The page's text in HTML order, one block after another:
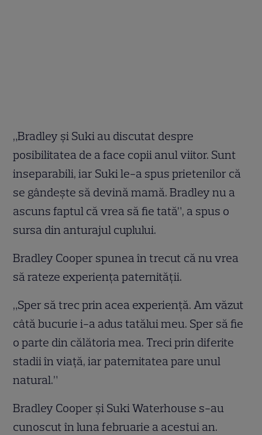
„Bradley şi Suki au discutat despre
posibilitatea de a face copii anul viitor. Sunt
inseparabili, iar Suki le-a spus prietenilor că
se gândeşte să devină mamă. Bradley nu a
ascuns faptul că vrea să fie tată”, a spus o
sursa din anturajul cuplului.
Bradley Cooper spunea în trecut că nu vrea
să rateze experienţa paternităţii.
„Sper să trec prin acea experienţă. Am văzut
câtă bucurie i-a adus tatălui meu. Sper să fie
o parte din călătoria mea. Treci prin diferite
stadii în viaţă, iar paternitatea pare unul
natural.”
Bradley Cooper şi Suki Waterhouse s-au
cunoscut în luna februarie a acestui an.